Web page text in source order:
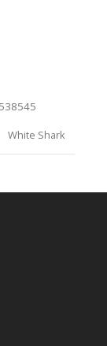
White Shark